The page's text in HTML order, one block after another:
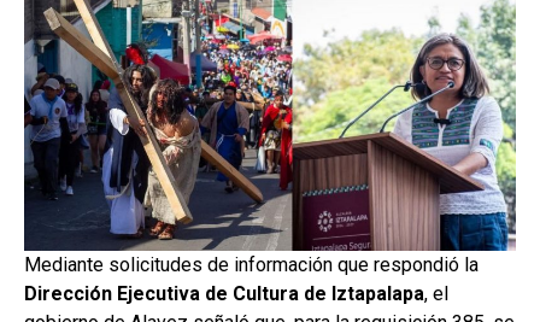
Mediante solicitudes de información que respondió la
Dirección Ejecutiva de Cultura de Iztapalapa, el